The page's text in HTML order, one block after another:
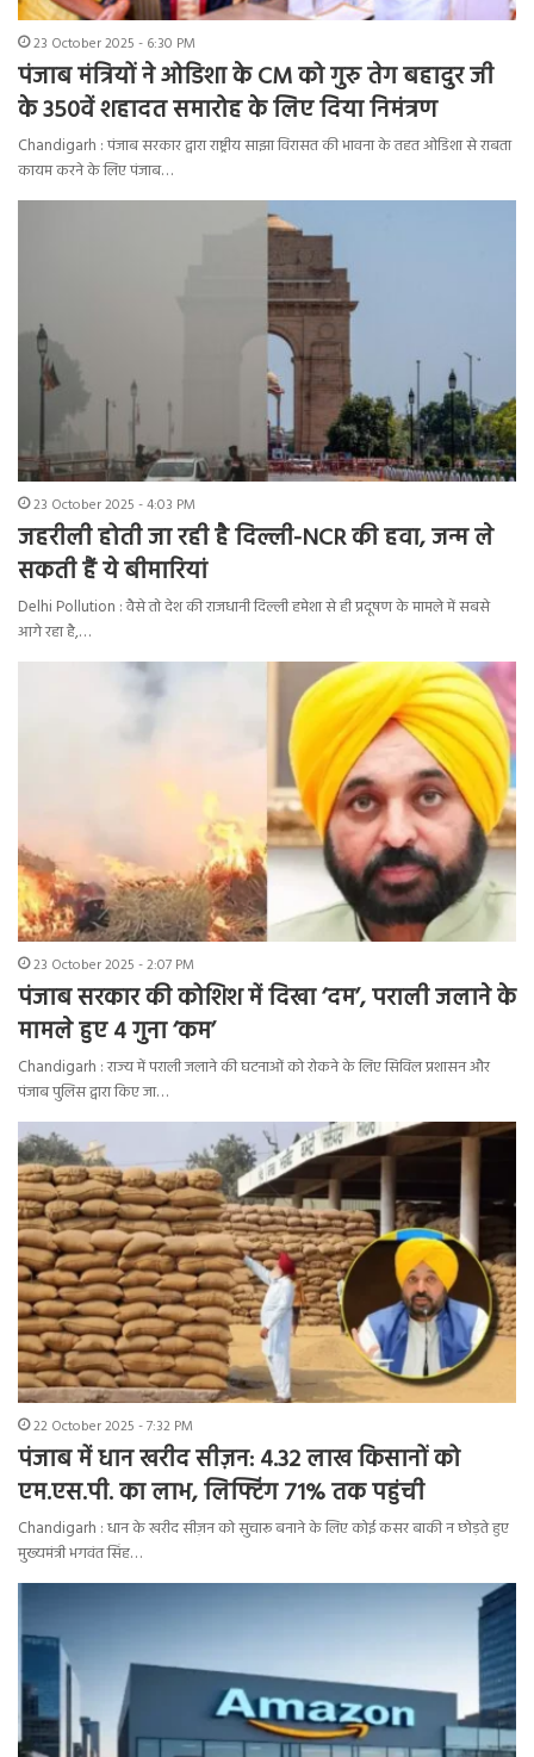
23 October 2025 - 6:30 PM
पंजाब मंत्रियों ने ओडिशा के CM को गुरु तेग बहादुर जी
के 350वें शहादत समारोह के लिए दिया निमंत्रण
Chandigarh : पंजाब सरकार द्वारा राष्ट्रीय साझा विरासत की भावना के तहत ओडिशा से राबता
कायम करने के लिए पंजाब…
23 October 2025 - 4:03 PM
जहरीली होती जा रही है दिल्ली-NCR की हवा, जन्म ले
सकती हैं ये बीमारियां
Delhi Pollution : वैसे तो देश की राजधानी दिल्ली हमेशा से ही प्रदूषण के मामले में सबसे
आगे रहा है,…
23 October 2025 - 2:07 PM
पंजाब सरकार की कोशिश में दिखा ‘दम’, पराली जलाने के
मामले हुए 4 गुना ‘कम’
Chandigarh : राज्य में पराली जलाने की घटनाओं को रोकने के लिए सिविल प्रशासन और
पंजाब पुलिस द्वारा किए जा…
22 October 2025 - 7:32 PM
पंजाब में धान खरीद सीज़न: 4.32 लाख किसानों को
एम.एस.पी. का लाभ, लिफ्टिंग 71% तक पहुंची
Chandigarh : धान के खरीद सीज़न को सुचारू बनाने के लिए कोई कसर बाकी न छोड़ते हुए
मुख्यमंत्री भगवंत सिंह…